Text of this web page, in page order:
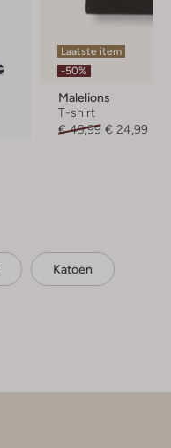
Laatste item
-50%
Malelions
T-shirt
€ 49,99 € 24,99
Katoen